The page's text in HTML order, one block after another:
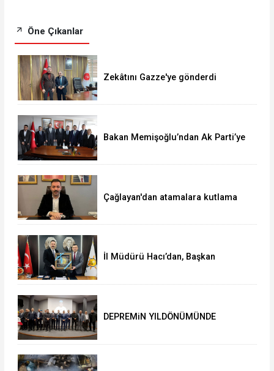
Öne Çıkanlar
Zekâtını Gazze'ye gönderdi
Bakan Memişoğlu’ndan Ak Parti’ye
Çağlayan'dan atamalara kutlama
İl Müdürü Hacı’dan, Başkan
DEPREMiN YILDÖNÜMÜNDE